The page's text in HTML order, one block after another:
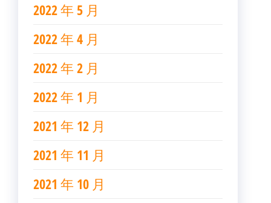
2022 年 5 月
2022 年 4 月
2022 年 2 月
2022 年 1 月
2021 年 12 月
2021 年 11 月
2021 年 10 月